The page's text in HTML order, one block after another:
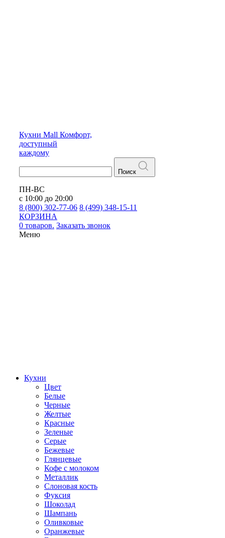
Кухни Mall Комфорт,
доступный
каждому
Поиск
ПН-ВС
с 10:00 до 20:00
8 (800) 302-77-06 8 (499) 348-15-11
КОРЗИНА
0 товаров. Заказать звонок
Меню
Кухни
Цвет
Белые
Черные
Желтые
Красные
Зеленые
Серые
Бежевые
Глянцевые
Кофе с молоком
Металлик
Слоновая кость
Фуксия
Шоколад
Шампань
Оливковые
Оранжевые